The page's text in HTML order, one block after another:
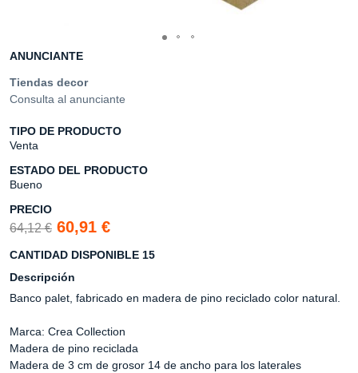
ANUNCIANTE
Tiendas decor
Consulta al anunciante
TIPO DE PRODUCTO
Venta
ESTADO DEL PRODUCTO
Bueno
PRECIO
64,12 € 60,91 €
CANTIDAD DISPONIBLE 15
Descripción
Banco palet, fabricado en madera de pino reciclado color natural.
Marca: Crea Collection
Madera de pino reciclada
Madera de 3 cm de grosor 14 de ancho para los laterales